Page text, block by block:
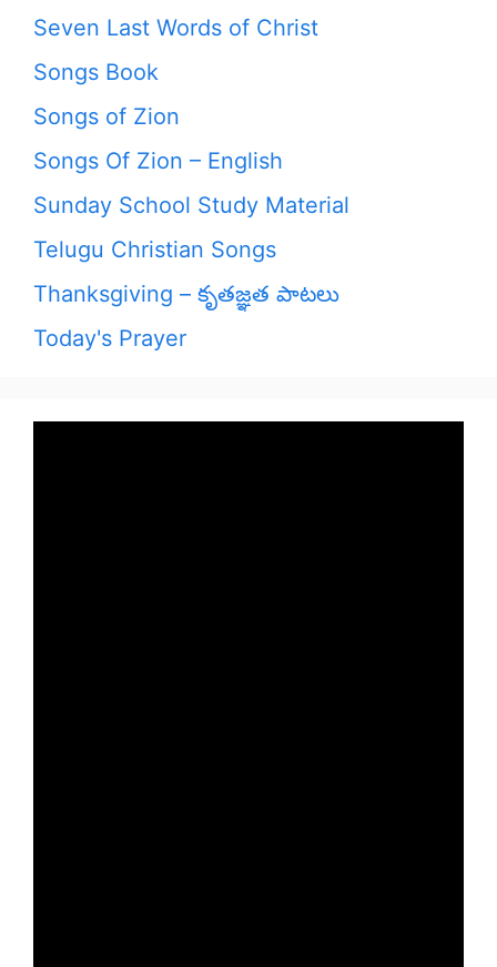
Seven Last Words of Christ
Songs Book
Songs of Zion
Songs Of Zion – English
Sunday School Study Material
Telugu Christian Songs
Thanksgiving – కృతజ్ఞత పాటలు
Today's Prayer